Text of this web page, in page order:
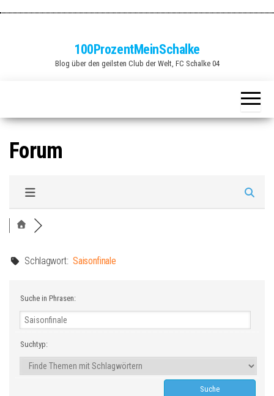
100ProzentMeinSchalke
Blog über den geilsten Club der Welt, FC Schalke 04
Forum
Schlagwort:Saisonfinale
Suche in Phrasen:
Suchtyp: